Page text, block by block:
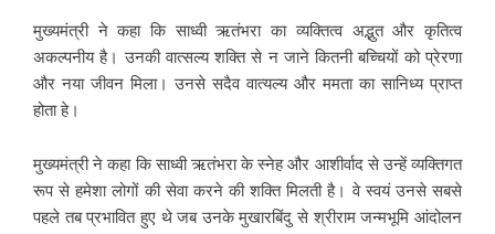
मुख्यमंत्री ने कहा कि साध्वी ऋतंभरा का व्यक्तित्व अद्भुत और कृतित्व
अकल्पनीय है। उनकी वात्सल्य शक्ति से न जाने कितनी बच्चियों को प्रेरणा
और नया जीवन मिला। उनसे सदैव वात्यल्य और ममता का सानिध्य प्राप्त
होता हे।
मुख्यमंत्री ने कहा कि साध्वी ऋतंभरा के स्नेह और आशीर्वाद से उन्हें व्यक्तिगत
रूप से हमेशा लोगों की सेवा करने की शक्ति मिलती है। वे स्वयं उनसे सबसे
पहले तब प्रभावित हुए थे जब उनके मुखारबिंदु से श्रीराम जन्मभूमि आंदोलन